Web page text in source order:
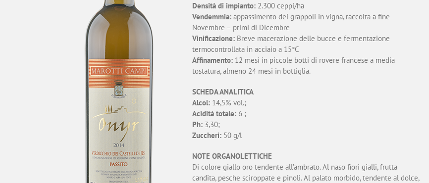
Densità di impianto:2.300 ceppi/ha
Vendemmia:appassimento dei grappoli in vigna, raccolta a fine
Novembre – primi di Dicembre
Vinificazione:Breve macerazione delle bucce e fermentazione
termocontrollata in acciaio a 15°C
Affinamento:12 mesi in piccole botti di rovere francese a media
tostatura, almeno 24 mesi in bottiglia.
SCHEDA ANALITICA
Alcol:14,5% vol.;
Acidità totale:6 ;
Ph:3,30;
Zuccheri:50 g/l
NOTE ORGANOLETTICHE
Di colore giallo oro tendente all’ambrato. Al naso fiori gialli, frutta
candita, pesche sciroppate e pinoli. Al palato morbido, tendente al dolce,